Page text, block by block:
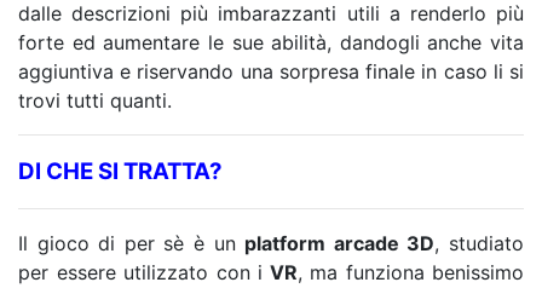
dalle descrizioni più imbarazzanti utili a renderlo più
forte ed aumentare le sue abilità, dandogli anche vita
aggiuntiva e riservando una sorpresa finale in caso li si
trovi tutti quanti.
DI CHE SI TRATTA?
Il gioco di per sè è un platform arcade 3D, studiato
per essere utilizzato con i VR, ma funziona benissimo